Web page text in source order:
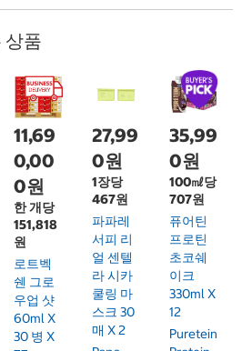
상품
11,69
0,00
0원
한 개당
151,818
원
로트벡
쉔 그로
우업 샷
60ml X
30 병 X
27,99
0원
1장당
467원
파파레
서피 리
얼 센텔
라 시카
쿨링 마
스크 30
매 X 2
35,99
0원
100㎖당
707원
퓨어틴
프로틴
초코쉐
이크
330ml X
12
Puretein